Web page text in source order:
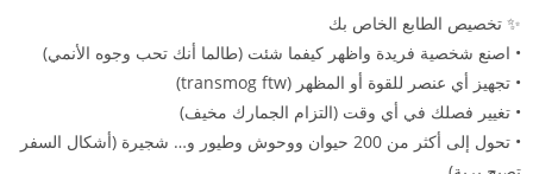
✨ تخصيص الطابع الخاص بك
• اصنع شخصية فريدة واظهر كيفما شئت (طالما أنك تحب وجوه الأنمي)
• تجهيز أي عنصر للقوة أو المظهر (transmog ftw)
• تغيير فصلك في أي وقت (التزام الجمارك مخيف)
• تحول إلى أكثر من 200 حيوان ووحوش وطيور و… شجيرة (أشكال السفر